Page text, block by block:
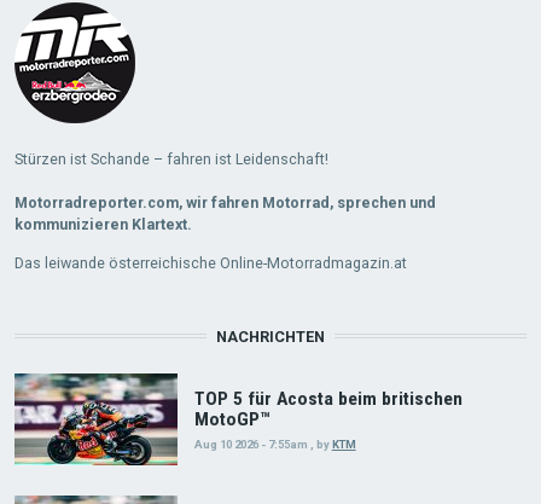
Stürzen ist Schande – fahren ist Leidenschaft!
Motorradreporter.com, wir fahren Motorrad, sprechen und
kommunizieren Klartext.
Das leiwande österreichische Online-Motorradmagazin.at
NACHRICHTEN
TOP 5 für Acosta beim britischen
MotoGP™
Aug 10 2026 - 7:55am , by KTM